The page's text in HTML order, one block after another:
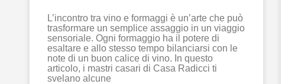
L’incontro tra vino e formaggi è un’arte che può
trasformare un semplice assaggio in un viaggio
sensoriale. Ogni formaggio ha il potere di
esaltare e allo stesso tempo bilanciarsi con le
note di un buon calice di vino. In questo
articolo, i mastri casari di Casa Radicci ti
svelano alcune